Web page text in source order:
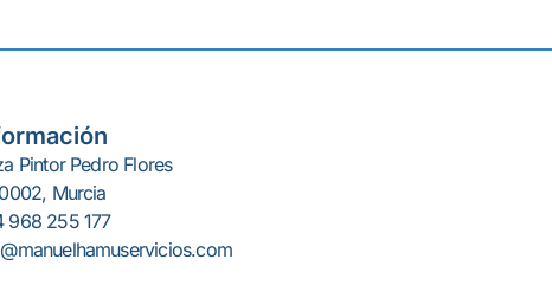
Pintor Pedro Flores
Murcia
968 255 177